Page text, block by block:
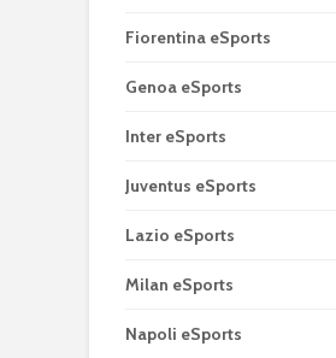
Fiorentina eSports
Genoa eSports
Inter eSports
Juventus eSports
Lazio eSports
Milan eSports
Napoli eSports